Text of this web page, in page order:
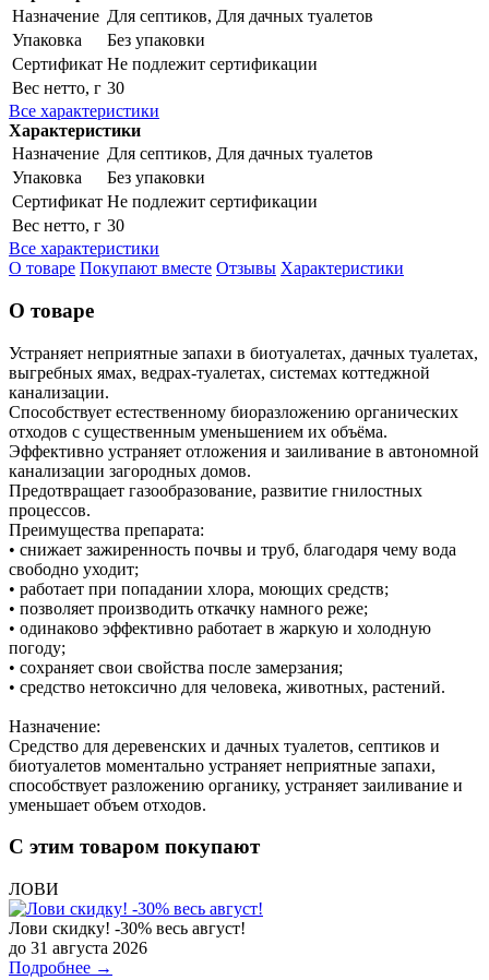
Назначение Для септиков, Для дачных туалетов
Упаковка
Без упаковки
Сертификат Не подлежит сертификации
Вес нетто, г 30
Все характеристики
Характеристики
Назначение Для септиков, Для дачных туалетов
Упаковка
Без упаковки
Сертификат Не подлежит сертификации
Вес нетто, г 30
Все характеристики
О товаре Покупают вместе Отзывы Характеристики
О товаре
Устраняет неприятные запахи в биотуалетах, дачных туалетах,
выгребных ямах, ведрах-туалетах, системах коттеджной
канализации.
Способствует естественному биоразложению органичес­ких
отходов с существенным уменьшением их объёма.
Эффективно устраняет отложения и заиливание в авто­номной
канализации загородных домов.
Предотвращает газообразование, развитие гнилостных
процессов.
Преимущества препарата:
• снижает зажиренность почвы и труб, благодаря чему вода
свободно уходит;
• работает при попадании хлора, моющих средств;
• позволяет производить откачку намного реже;
• одинаково эффективно работает в жаркую и холодную
погоду;
• сохраняет свои свойства после замерзания;
• средство нетоксично для человека, животных, растений.
Назначение:
Средство для деревенских и дачных туалетов, септиков и
биотуалетов моментально устраняет неприятные запахи,
способствует разложению органику, устраняет заиливание и
уменьшает объем отходов.
С этим товаром покупают
ЛОВИ
Лови скидку! -30% весь август!
до 31 августа 2026
Подробнее →